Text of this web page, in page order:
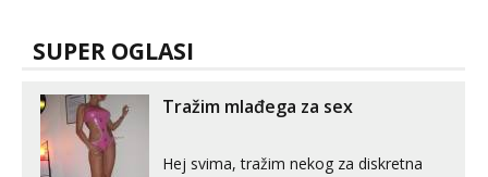
SUPER OGLASI
Tražim mlađega za sex
Hej svima, tražim nekog za diskretna